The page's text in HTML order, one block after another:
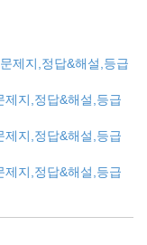
제지,정답&해설,등급
지,정답&해설,등급
지,정답&해설,등급
지,정답&해설,등급